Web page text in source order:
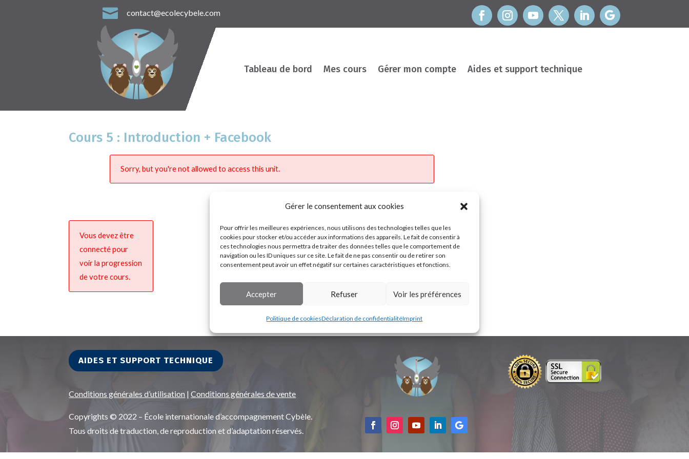
Gérer le consentement aux cookies
Pour offrir les meilleures expériences, nous utilisons des technologies telles que les
cookies pour stocker et/ou accéder aux informations des appareils. Le fait de consentir à
ces technologies nous permettra de traiter des données telles que le comportement de
navigation ou les ID uniques sur ce site. Le fait de ne pas consentir ou de retirer son
consentement peut avoir un effet négatif sur certaines caractéristiques et fonctions.
Accepter Refuser Voir les préférences
Politique de cookiesDéclaration de confidentialitéImprint
 contact@ecolecybele.com
Tableau de bord Mes cours Gérer mon compte Aides et support technique
Cours 5 : Introduction + Facebook
Sorry, but you're not allowed to access this unit.
Vous devez être
connecté pour
voir la progression
de votre cours.
AIDES ET SUPPORT TECHNIQUE
Conditions générales d’utilisation | Conditions générales de vente
Copyrights © 2022 – École internationale d’accompagnement Cybèle.
Tous droits de traduction, de reproduction et d’adaptation réservés.